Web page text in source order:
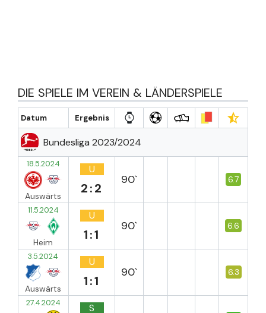
DIE SPIELE IM VEREIN & LÄNDERSPIELE
Datum Ergebnis
Bundesliga 2023/2024
18.5.2024
Auswärts
U
2:2
90` 6.7
11.5.2024
Heim
U
1:1
90` 6.6
3.5.2024
Auswärts
U
1:1
90` 6.3
27.4.2024 S